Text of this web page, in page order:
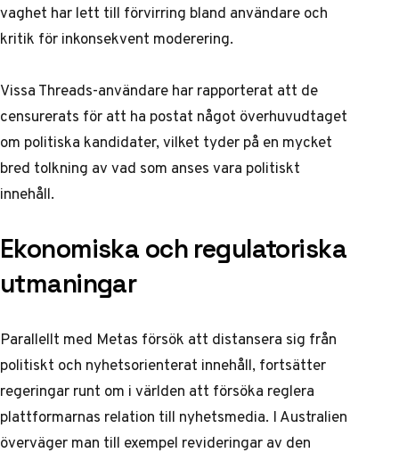
vaghet har lett till förvirring bland användare och
kritik för inkonsekvent moderering.
Vissa Threads-användare har rapporterat att de
censurerats för att ha postat något överhuvudtaget
om politiska kandidater, vilket tyder på en mycket
bred tolkning av vad som anses vara politiskt
innehåll.
Ekonomiska och regulatoriska
utmaningar
Parallellt med Metas försök att distansera sig från
politiskt och nyhetsorienterat innehåll, fortsätter
regeringar runt om i världen att försöka reglera
plattformarnas relation till nyhetsmedia. I Australien
överväger man till exempel revideringar av den